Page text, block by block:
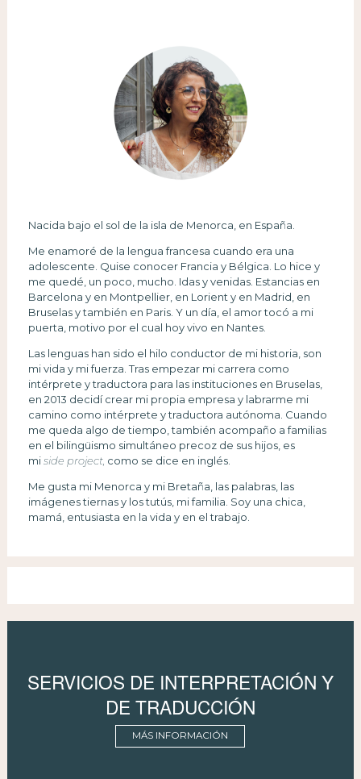
Nacida bajo el sol de la isla de Menorca, en España.
Me enamoré de la lengua francesa cuando era una
adolescente. Quise conocer Francia y Bélgica. Lo hice y
me quedé, un poco, mucho. Idas y venidas. Estancias en
Barcelona y en Montpellier, en Lorient y en Madrid, en
Bruselas y también en Paris. Y un día, el amor tocó a mi
puerta, motivo por el cual hoy vivo en Nantes.
Las lenguas han sido el hilo conductor de mi historia, son
mi vida y mi fuerza. Tras empezar mi carrera como
intérprete y traductora para las instituciones en Bruselas,
en 2013 decidí crear mi propia empresa y labrarme mi
camino como intérprete y traductora autónoma. Cuando
me queda algo de tiempo, también acompaño a familias
en el bilingüismo simultáneo precoz de sus hijos, es
mi side project, como se dice en inglés.
Me gusta mi Menorca y mi Bretaña, las palabras, las
imágenes tiernas y los tutús, mi familia. Soy una chica,
mamá, entusiasta en la vida y en el trabajo.
SERVICIOS DE INTERPRETACIÓN Y
DE TRADUCCIÓN
MÁS INFORMACIÓN